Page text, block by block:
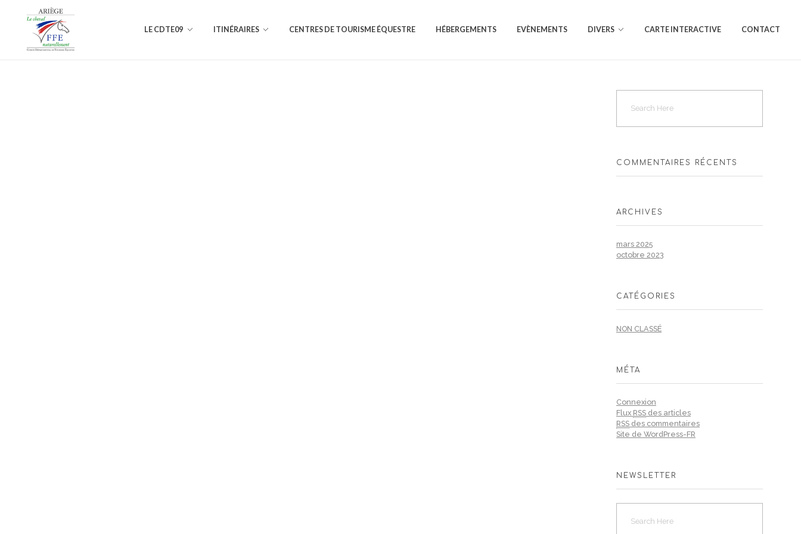
LE CDTE09 ITINÉRAIRES CENTRES DE TOURISME ÉQUESTRE HÉBERGEMENTS EVÈNEMENTS DIVERS CARTE INTERACTIVE CONTACT
COMMENTAIRES RÉCENTS
ARCHIVES
mars 2025
octobre 2023
CATÉGORIES
NON CLASSÉ
MÉTA
Connexion
Flux RSS des articles
RSS des commentaires
Site de WordPress-FR
NEWSLETTER